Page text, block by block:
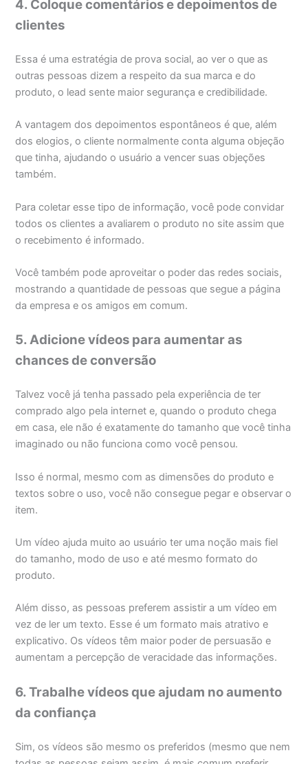
4. Coloque comentários e depoimentos de
clientes
Essa é uma estratégia de prova social, ao ver o que as
outras pessoas dizem a respeito da sua marca e do
produto, o lead sente maior segurança e credibilidade.
A vantagem dos depoimentos espontâneos é que, além
dos elogios, o cliente normalmente conta alguma objeção
que tinha, ajudando o usuário a vencer suas objeções
também.
Para coletar esse tipo de informação, você pode convidar
todos os clientes a avaliarem o produto no site assim que
o recebimento é informado.
Você também pode aproveitar o poder das redes sociais,
mostrando a quantidade de pessoas que segue a página
da empresa e os amigos em comum.
5. Adicione vídeos para aumentar as
chances de conversão
Talvez você já tenha passado pela experiência de ter
comprado algo pela internet e, quando o produto chega
em casa, ele não é exatamente do tamanho que você tinha
imaginado ou não funciona como você pensou.
Isso é normal, mesmo com as dimensões do produto e
textos sobre o uso, você não consegue pegar e observar o
item.
Um vídeo ajuda muito ao usuário ter uma noção mais fiel
do tamanho, modo de uso e até mesmo formato do
produto.
Além disso, as pessoas preferem assistir a um vídeo em
vez de ler um texto. Esse é um formato mais atrativo e
explicativo. Os vídeos têm maior poder de persuasão e
aumentam a percepção de veracidade das informações.
6. Trabalhe vídeos que ajudam no aumento
da confiança
Sim, os vídeos são mesmo os preferidos (mesmo que nem